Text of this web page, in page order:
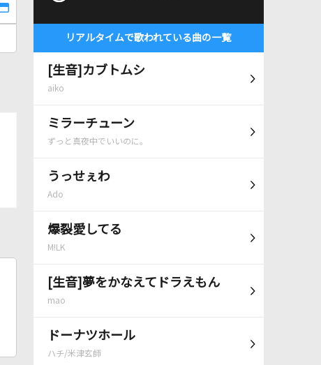
リアルタイムで歌われている曲の一覧
[生音]カブトムシ
aiko
ミラーチューン
ずっと真夜中でいいのに。
うっせぇわ
Ado
爆裂愛してる
M!LK
[生音]夢をかなえてドラえもん
mao
ドーナツホール
ハチ/米津玄師